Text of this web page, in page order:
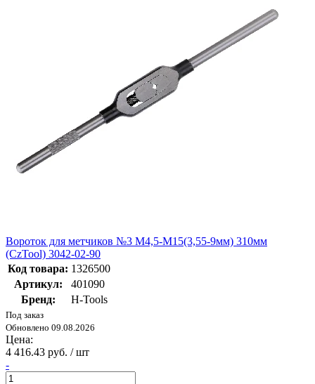
Вороток для метчиков №3 M4,5-M15(3,55-9мм) 310мм
(CzTool) 3042-02-90
Код товара: 1326500
Артикул:
401090
Бренд:
H-Tools
Под заказ
Обновлено 09.08.2026
Цена:
4 416.43 руб. / шт
-